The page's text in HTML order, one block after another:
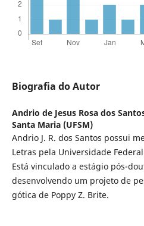
Biografia do Autor
Andrio de Jesus Rosa dos
Santa Maria (UFSM)
Andrio J. R. dos Santos possui
Letras pela Universidade
Está vinculado a estágio pós-
desenvolvendo um projeto de
gótica de Poppy Z. Brite.